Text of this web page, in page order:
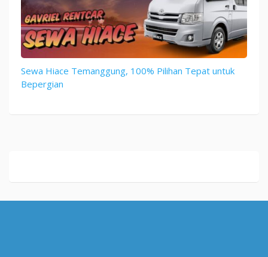
Sewa Hiace Temanggung, 100% Pilihan Tepat untuk
Bepergian